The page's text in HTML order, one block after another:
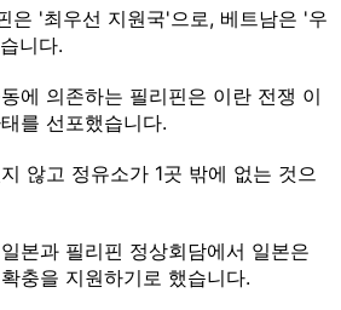
은 '최우선 지원국'으로, 베트남은 '우
니다.
에 의존하는 필리핀은 이란 전쟁 이
를 선포했습니다.
않고 정유소가 1곳 밖에 없는 것으
본과 필리핀 정상회담에서 일본은
충을 지원하기로 했습니다.